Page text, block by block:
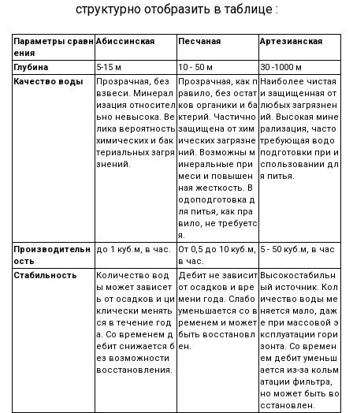
структурно отобразить в таблице :
Параметры сравн
ения
Абиссинская Песчаная Артезианская
Глубина 5-15 м 10 - 50 м
30 -1000 м
Качество воды
Прозрачная, без
взвеси. Минерал
изация относител
ьно невысока. Ве
лика вероятность
химических и бак
териальных загря
знений.
Прозрачная, как п
равило, без остат
ков органики и ба
ктерий. Частично
защищена от хим
ических загрязне
ний. Возможны м
инеральные при
меси и повышен
ная жесткость. В
одоподготовка д
ля питья, как пра
вило, не требуетс
я.
Наиболее чистая
и защищенная от
любых загрязнен
ий. Высокая мине
рализация, часто
требующая водо
подготовки при и
спользовании дл
я питья.
Производительн
ость
до 1 куб.м, в час.
От 0,5 до 10 куб.м,
в час.
5 - 50 куб.м, в час
Стабильность
Количество вод
ы может зависет
ь от осадков и ци
клически менять
ся в течение год
а. Со временем д
ебит снижается б
ез возможности
восстановления.
Дебит не зависит
от осадков и вре
мени года. Слабо
уменьшается со в
ременем и может
быть восстановл
ен.
Высокостабильн
ый источник. Кол
ичество воды ме
няется мало, даж
е при массовой э
ксплуатации гори
зонта. Со времен
ем дебит уменьш
ается из-за кольм
атации фильтра,
но может быть во
сстановлен.